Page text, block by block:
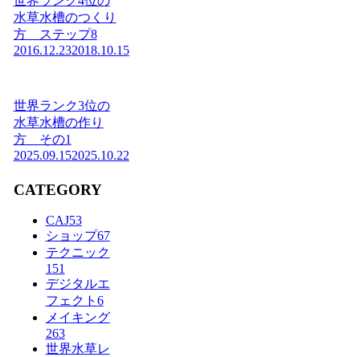
水草水槽のつくり
方 ステップ8
2016.12.232018.10.15
世界ランク3位の
水草水槽の作り
方 その1
2025.09.152025.10.22
CATEGORY
CAJ53
ショップ67
テクニック
151
デジタルエ
フェクト 6
メイキング
263
世界水草レ